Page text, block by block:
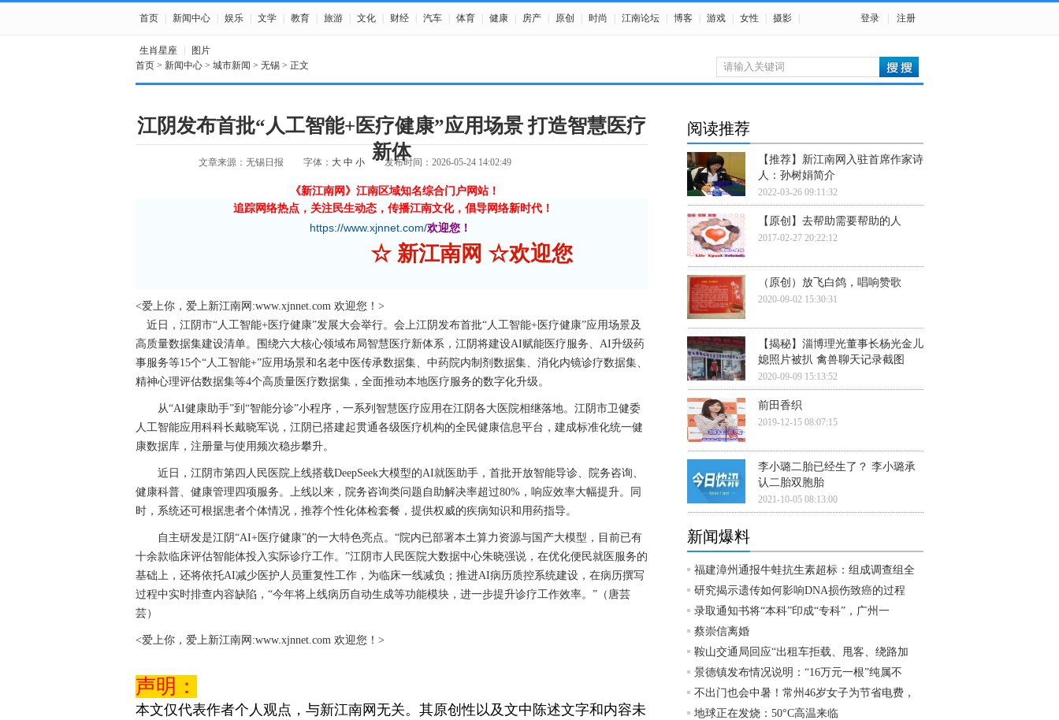
首页 新闻中心 娱乐 文学 教育 旅游 文化 财经 汽车 体育 健康 房产 原创 时尚 江南论坛 博客 游戏 女性 摄影
生肖星座 图片
登录 注册
首页 > 新闻中心 > 城市新闻 > 无锡 > 正文
江阴发布首批“人工智能+医疗健康”应用场景 打造智慧医疗
新体
文章来源：无锡日报 字体： 大 中 小 发布时间：2026-05-24 14:02:49
《新江南网》江南区域知名综合门户网站！
追踪网络热点，关注民生动态，传播江南文化，倡导网络新时代！
https://www.xjnnet.com/欢迎您！
☆ 新江南网 ☆欢迎您
<爱上你，爱上新江南网:www.xjnnet.com 欢迎您！>
近日，江阴市“人工智能+医疗健康”发展大会举行。会上江阴发布首批“人工智能+医疗健康”应用场景及
高质量数据集建设清单。围绕六大核心领域布局智慧医疗新体系，江阴将建设AI赋能医疗服务、AI升级药
事服务等15个“人工智能+”应用场景和名老中医传承数据集、中药院内制剂数据集、消化内镜诊疗数据集、
精神心理评估数据集等4个高质量医疗数据集，全面推动本地医疗服务的数字化升级。
从“AI健康助手”到“智能分诊”小程序，一系列智慧医疗应用在江阴各大医院相继落地。江阴市卫健委
人工智能应用科科长戴晓军说，江阴已搭建起贯通各级医疗机构的全民健康信息平台，建成标准化统一健
康数据库，注册量与使用频次稳步攀升。
近日，江阴市第四人民医院上线搭载DeepSeek大模型的AI就医助手，首批开放智能导诊、院务咨询、
健康科普、健康管理四项服务。上线以来，院务咨询类问题自助解决率超过80%，响应效率大幅提升。同
时，系统还可根据患者个体情况，推荐个性化体检套餐，提供权威的疾病知识和用药指导。
自主研发是江阴“AI+医疗健康”的一大特色亮点。“院内已部署本土算力资源与国产大模型，目前已有
十余款临床评估智能体投入实际诊疗工作。”江阴市人民医院大数据中心朱晓强说，在优化便民就医服务的
基础上，还将依托AI减少医护人员重复性工作，为临床一线减负；推进AI病历质控系统建设，在病历撰写
过程中实时排查内容缺陷，“今年将上线病历自动生成等功能模块，进一步提升诊疗工作效率。”（唐芸
芸）
<爱上你，爱上新江南网:www.xjnnet.com 欢迎您！>
声明：
本文仅代表作者个人观点，与新江南网无关。其原创性以及文中陈述文字和内容未
阅读推荐
【推荐】新江南网入驻首席作家诗
人：孙树娟简介
2022-03-26 09:11:32
【原创】去帮助需要帮助的人
2017-02-27 20:22:12
（原创）放飞白鸽，唱响赞歌
2020-09-02 15:30:31
【揭秘】淄博理光董事长杨光金儿
媳照片被扒 禽兽聊天记录截图
2020-09-09 15:13:52
前田香织
2019-12-15 08:07:15
李小璐二胎已经生了？ 李小璐承
认二胎双胞胎
2021-10-05 08:13:00
新闻爆料
福建漳州通报牛蛙抗生素超标：组成调查组全
研究揭示遗传如何影响DNA损伤致癌的过程
录取通知书将“本科”印成“专科”，广州一
蔡崇信离婚
鞍山交通局回应“出租车拒载、甩客、绕路加
景德镇发布情况说明：“16万元一根”纯属不
不出门也会中暑！常州46岁女子为节省电费，
地球正在发烧：50°C高温来临